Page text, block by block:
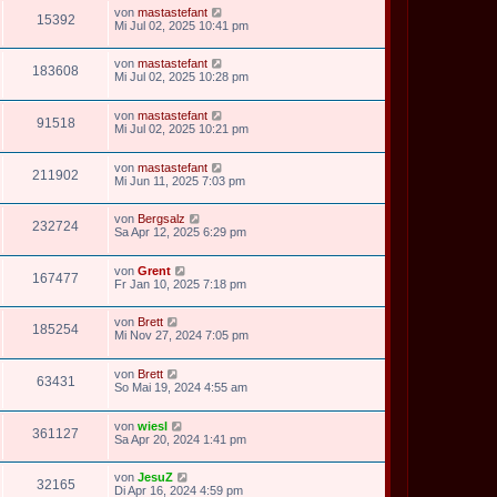
15392 von mastastefant
Mi Jul 02, 2025 10:41 pm
183608 von mastastefant
Mi Jul 02, 2025 10:28 pm
91518 von mastastefant
Mi Jul 02, 2025 10:21 pm
211902 von mastastefant
Mi Jun 11, 2025 7:03 pm
232724 von Bergsalz
Sa Apr 12, 2025 6:29 pm
167477 von Grent
Fr Jan 10, 2025 7:18 pm
185254 von Brett
Mi Nov 27, 2024 7:05 pm
63431 von Brett
So Mai 19, 2024 4:55 am
361127 von wiesl
Sa Apr 20, 2024 1:41 pm
32165 von JesuZ
Di Apr 16, 2024 4:59 pm